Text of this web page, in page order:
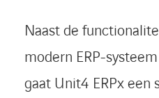
Naast de
modern ERP-
gaat Unit4 ERPx een